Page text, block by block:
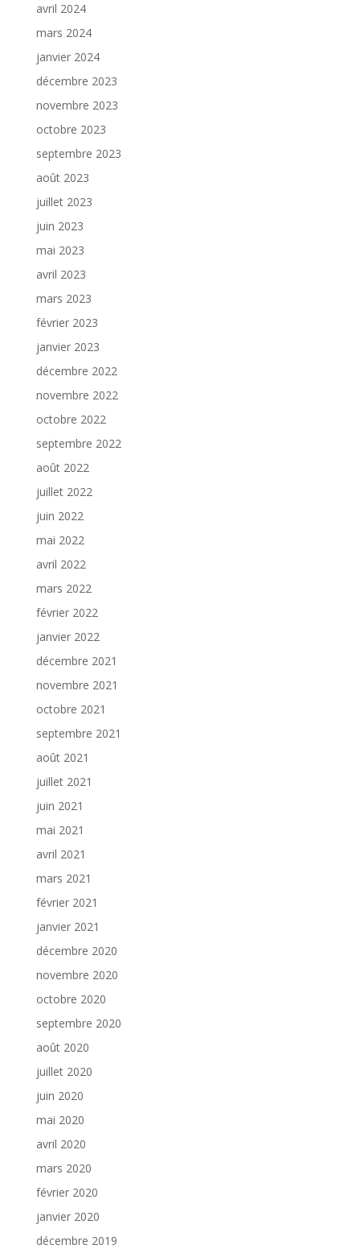
avril 2024
mars 2024
janvier 2024
décembre 2023
novembre 2023
octobre 2023
septembre 2023
août 2023
juillet 2023
juin 2023
mai 2023
avril 2023
mars 2023
février 2023
janvier 2023
décembre 2022
novembre 2022
octobre 2022
septembre 2022
août 2022
juillet 2022
juin 2022
mai 2022
avril 2022
mars 2022
février 2022
janvier 2022
décembre 2021
novembre 2021
octobre 2021
septembre 2021
août 2021
juillet 2021
juin 2021
mai 2021
avril 2021
mars 2021
février 2021
janvier 2021
décembre 2020
novembre 2020
octobre 2020
septembre 2020
août 2020
juillet 2020
juin 2020
mai 2020
avril 2020
mars 2020
février 2020
janvier 2020
décembre 2019